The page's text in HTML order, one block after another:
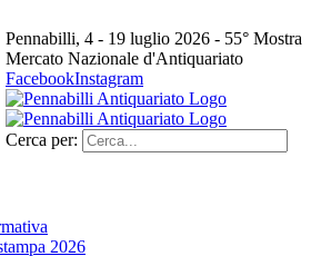
Pennabilli, 4 - 19 luglio 2026 - 55° Mostra
Mercato Nazionale d'Antiquariato
FacebookInstagram
Cerca per:
2026